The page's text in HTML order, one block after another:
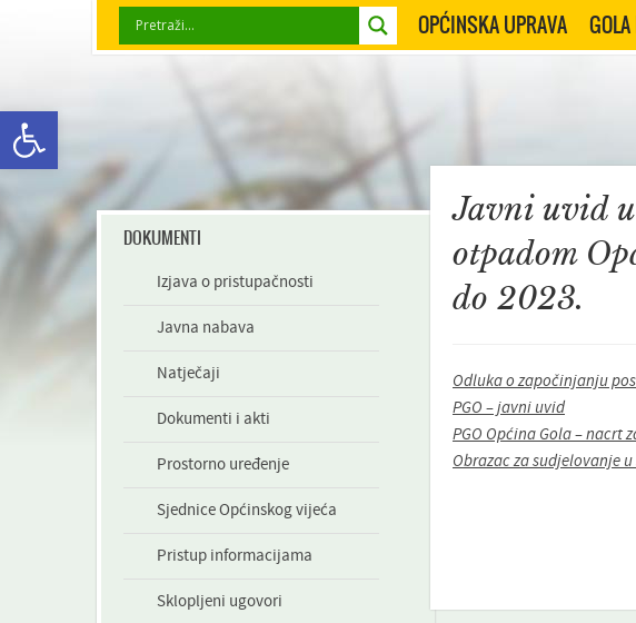
Open toolbar
OPĆINSKA UPRAVA
DOKUMENTI
Izjava o pristupačnosti
Javna nabava
Natječaji
Dokumenti i akti
Prostorno uređenje
Sjednice Općinskog vijeća
Pristup informacijama
Sklopljeni ugovori
Javni uvid
otpadom
do 2023.
Odluka o započinjanju
PGO – javni uvid
PGO Općina Gola – nacrt
Obrazac za sudjelovanje